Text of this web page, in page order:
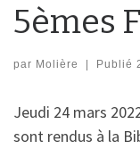
5èmes
par Molière Publié
Jeudi 24 mars
sont rendus à la